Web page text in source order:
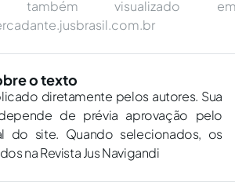
também visualizado
o texto
diretamente pelos autores. Sua
de prévia aprovação pelo
do site. Quando selecionados, os
na Revista Jus Navigandi